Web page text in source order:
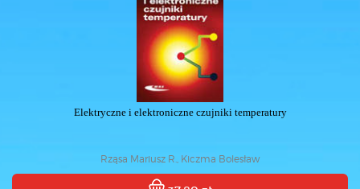
Elektryczne i elektroniczne czujniki temperatury
Rząsa Mariusz R., Kiczma Bolesław